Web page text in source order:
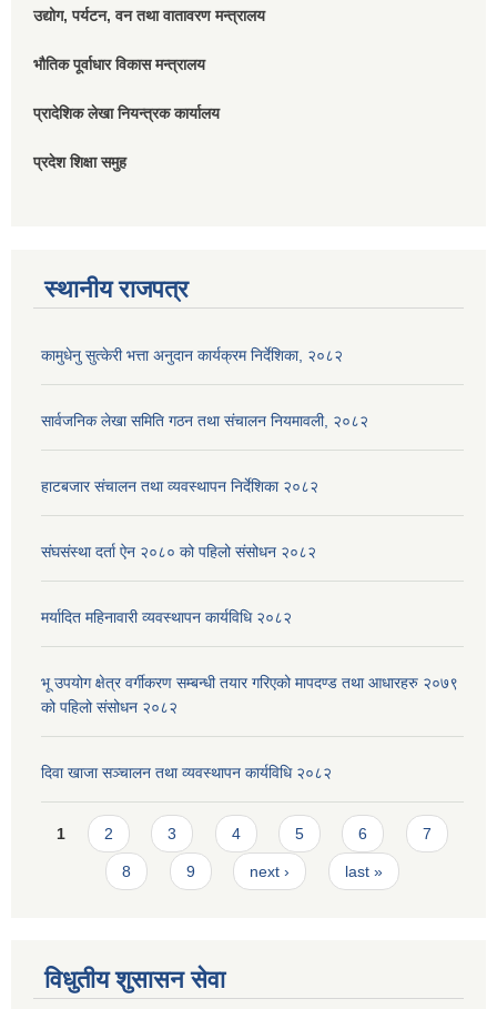
उद्योग, पर्यटन, वन तथा वातावरण मन्त्रालय
भौतिक पूर्वाधार विकास मन्त्रालय
प्रादेशिक लेखा नियन्त्रक कार्यालय
प्रदेश शिक्षा समुह
स्थानीय राजपत्र
कामुधेनु सुत्केरी भत्ता अनुदान कार्यक्रम निर्देशिका, २०८२
सार्वजनिक लेखा समिति गठन तथा संचालन नियमावली, २०८२
हाटबजार संचालन तथा व्यवस्थापन निर्देशिका २०८२
संघसंस्था दर्ता ऐन २०८० को पहिलो संसोधन २०८२
मर्यादित महिनावारी व्यवस्थापन कार्यविधि २०८२
भू उपयोग क्षेत्र वर्गीकरण सम्बन्धी तयार गरिएको मापदण्ड तथा आधारहरु २०७९
को पहिलो संसोधन २०८२
दिवा खाजा सञ्चालन तथा व्यवस्थापन कार्यविधि २०८२
Pages
1 2 3 4 5 6 7
8 9 next › last »
विधुतीय शुसासन सेवा